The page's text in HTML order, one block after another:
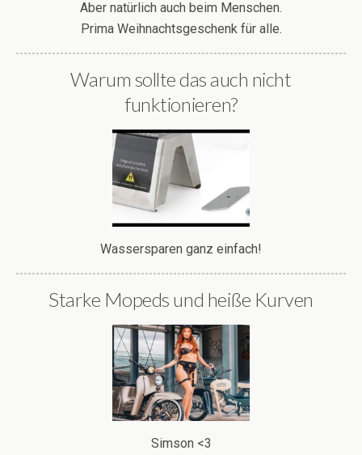
Aber natürlich auch beim Menschen.
Prima Weihnachtsgeschenk für alle.
Warum sollte das auch nicht
funktionieren?
Wassersparen ganz einfach!
Starke Mopeds und heiße Kurven
Simson <3